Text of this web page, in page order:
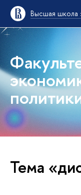
Высшая школа
Тема